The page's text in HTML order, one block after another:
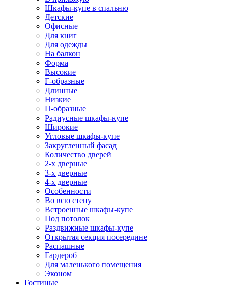
Шкафы-купе в спальню
Детские
Офисные
Для книг
Для одежды
На балкон
Форма
Высокие
Г-образные
Длинные
Низкие
П-образные
Радиусные шкафы-купе
Широкие
Угловые шкафы-купе
Закругленный фасад
Количество дверей
2-х дверные
3-х дверные
4-х дверные
Особенности
Во всю стену
Встроенные шкафы-купе
Под потолок
Раздвижные шкафы-купе
Открытая секция посередине
Распашные
Гардероб
Для маленького помещения
Эконом
Гостиные